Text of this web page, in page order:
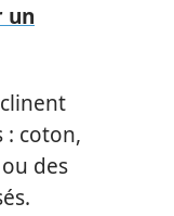
un
: coton,
des